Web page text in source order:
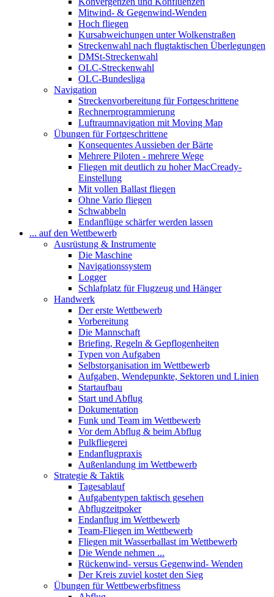
Mitwind- & Gegenwind-Wenden
Hoch fliegen
Kursabweichungen unter Wolkenstraßen
Streckenwahl nach flugtaktischen Überlegungen
DMSt-Streckenwahl
OLC-Streckenwahl
OLC-Bundesliga
Navigation
Streckenvorbereitung für Fortgeschrittene
Rechnerprogrammierung
Luftraumnavigation mit Moving Map
Übungen für Fortgeschrittene
Konsequentes Aussieben der Bärte
Mehrere Piloten - mehrere Wege
Fliegen mit deutlich zu hoher MacCready-
Einstellung
Mit vollen Ballast fliegen
Ohne Vario fliegen
Schwabbeln
Endanflüge schärfer werden lassen
... auf den Wettbewerb
Ausrüstung & Instrumente
Die Maschine
Navigationssystem
Logger
Schlafplatz für Flugzeug und Hänger
Handwerk
Der erste Wettbewerb
Vorbereitung
Die Mannschaft
Briefing, Regeln & Gepflogenheiten
Typen von Aufgaben
Selbstorganisation im Wettbewerb
Aufgaben, Wendepunkte, Sektoren und Linien
Startaufbau
Start und Abflug
Dokumentation
Funk und Team im Wettbewerb
Vor dem Abflug & beim Abflug
Pulkfliegerei
Endanflugpraxis
Außenlandung im Wettbewerb
Strategie & Taktik
Tagesablauf
Aufgabentypen taktisch gesehen
Abflugzeitpoker
Endanflug im Wettbewerb
Team-Fliegen im Wettbewerb
Fliegen mit Wasserballast im Wettbewerb
Die Wende nehmen ...
Rückenwind- versus Gegenwind- Wenden
Der Kreis zuviel kostet den Sieg
Übungen für Wettbewerbsfitness